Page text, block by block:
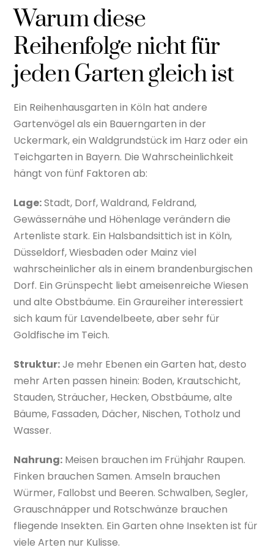
Warum diese
Reihenfolge nicht für
jeden Garten gleich ist
Ein Reihenhausgarten in Köln hat andere
Gartenvögel als ein Bauerngarten in der
Uckermark, ein Waldgrundstück im Harz oder ein
Teichgarten in Bayern. Die Wahrscheinlichkeit
hängt von fünf Faktoren ab:
Lage:Stadt, Dorf, Waldrand, Feldrand,
Gewässernähe und Höhenlage verändern die
Artenliste stark. Ein Halsbandsittich ist in Köln,
Düsseldorf, Wiesbaden oder Mainz viel
wahrscheinlicher als in einem brandenburgischen
Dorf. Ein Grünspecht liebt ameisenreiche Wiesen
und alte Obstbäume. Ein Graureiher interessiert
sich kaum für Lavendelbeete, aber sehr für
Goldfische im Teich.
Struktur:Je mehr Ebenen ein Garten hat, desto
mehr Arten passen hinein: Boden, Krautschicht,
Stauden, Sträucher, Hecken, Obstbäume, alte
Bäume, Fassaden, Dächer, Nischen, Totholz und
Wasser.
Nahrung: Meisen brauchen im Frühjahr Raupen.
Finken brauchen Samen. Amseln brauchen
Würmer, Fallobst und Beeren. Schwalben, Segler,
Grauschnäpper und Rotschwänze brauchen
fliegende Insekten. Ein Garten ohne Insekten ist für
viele Arten nur Kulisse.